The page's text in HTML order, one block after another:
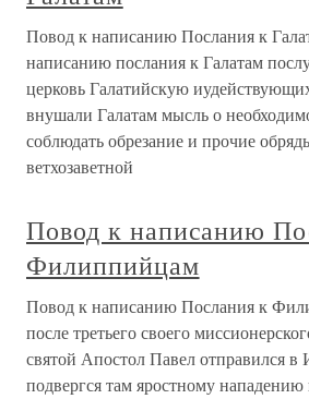
Повод к написанию Послания к
написанию послания к Галатам
церковь Галатийскую
внушали Галатам мысль о
соблюдать обрезание и прочие
ветхозаветной
Повод к написанию
Филиппийцам
Повод к написанию Послания к
после третьего своего
святой Апостол Павел отправился в
подвергся там яростному